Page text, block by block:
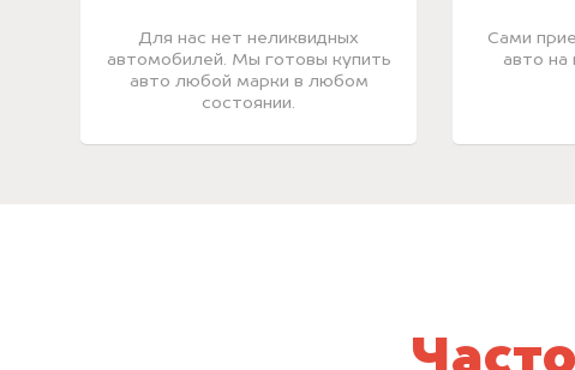
Для нас нет неликвидных
автомобилей. Мы готовы купить
авто любой марки в любом
состоянии.
Сами
авто на